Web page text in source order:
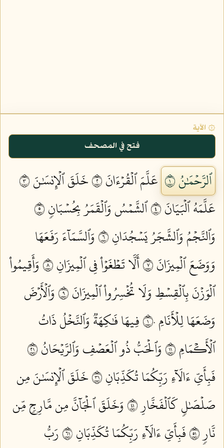
۞ الآية
فتح في المصحف
ٱلرَّحۡمَٰنُ ١ عَلَّمَ ٱلۡقُرۡءَانَ ٢
خَلَقَ ٱلۡإِنسَٰنَ ٣
عَلَّمَهُ ٱلۡبَيَانَ ٤
ٱلشَّمۡسُ وَٱلۡقَمَرُ بِحُسۡبَانٖ ٥
وَٱلنَّجۡمُ وَٱلشَّجَرُ يَسۡجُدَانِ ٦
وَٱلسَّمَآءَ رَفَعَهَا
وَوَضَعَ ٱلۡمِيزَانَ ٧
أَلَّا تَطۡغَوۡاْ فِي ٱلۡمِيزَانِ ٨
وَأَقِيمُواْ
ٱلۡوَزۡنَ بِٱلۡقِسۡطِ وَلَا تُخۡسِرُواْ ٱلۡمِيزَانَ ٩
وَٱلۡأَرۡضَ
وَضَعَهَا لِلۡأَنَامِ ١٠
فِيهَا فَٰكِهَةٞ وَٱلنَّخۡلُ ذَاتُ
ٱلۡأَكۡمَامِ ١١
وَٱلۡحَبُّ ذُو ٱلۡعَصۡفِ وَٱلرَّيۡحَانُ ١٢
فَبِأَيِّ ءَالَآءِ رَبِّكُمَا تُكَذِّبَانِ ١٣
خَلَقَ ٱلۡإِنسَٰنَ مِن
صَلۡصَٰلٖ كَٱلۡفَخَّارِ ١٤
وَخَلَقَ ٱلۡجَآنَّ مِن مَّارِجٖ مِّن
نَّارٖ ١٥
فَبِأَيِّ ءَالَآءِ رَبِّكُمَا تُكَذِّبَانِ ١٦
رَبُّ